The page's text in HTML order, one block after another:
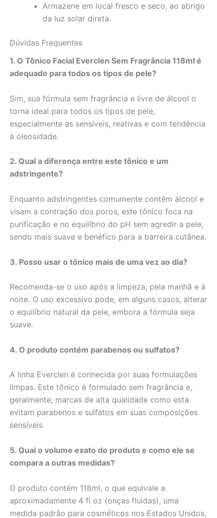
Armazene em local fresco e seco, ao abrigo
da luz solar direta.
Dúvidas Frequentes
1. O Tônico Facial Everclen Sem Fragrância 118ml é
adequado para todos os tipos de pele?
Sim, sua fórmula sem fragrância e livre de álcool o
torna ideal para todos os tipos de pele,
especialmente as sensíveis, reativas e com tendência
à oleosidade.
2. Qual a diferença entre este tônico e um
adstringente?
Enquanto adstringentes comumente contêm álcool e
visam a contração dos poros, este tônico foca na
purificação e no equilíbrio do pH sem agredir a pele,
sendo mais suave e benéfico para a barreira cutânea.
3. Posso usar o tônico mais de uma vez ao dia?
Recomenda-se o uso após a limpeza, pela manhã e à
noite. O uso excessivo pode, em alguns casos, alterar
o equilíbrio natural da pele, embora a fórmula seja
suave.
4. O produto contém parabenos ou sulfatos?
A linha Everclen é conhecida por suas formulações
limpas. Este tônico é formulado sem fragrância e,
geralmente, marcas de alta qualidade como esta
evitam parabenos e sulfatos em suas composições
sensíveis.
5. Qual o volume exato do produto e como ele se
compara a outras medidas?
O produto contém 118ml, o que equivale a
aproximadamente 4 fl oz (onças fluidas), uma
medida padrão para cosméticos nos Estados Unidos,